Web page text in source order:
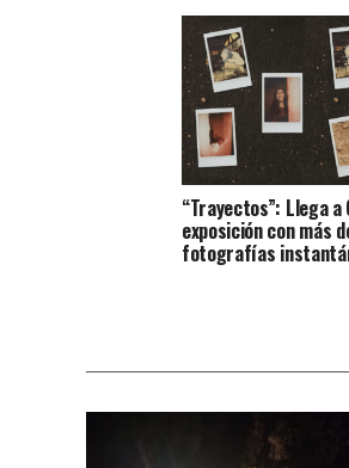
“Trayectos”: Llega a
exposición con más
fotografías